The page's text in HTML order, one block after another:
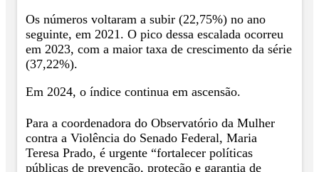
Os números voltaram a subir (22,75%) no ano
seguinte, em 2021. O pico dessa escalada ocorreu
em 2023, com a maior taxa de crescimento da série
(37,22%).
Em 2024, o índice continua em ascensão.
Para a coordenadora do Observatório da Mulher
contra a Violência do Senado Federal, Maria
Teresa Prado, é urgente “fortalecer políticas
públicas de prevenção, proteção e garantia de